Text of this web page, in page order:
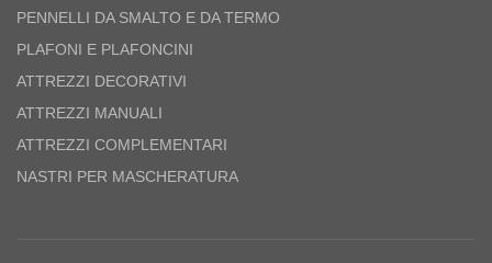
PENNELLI DA SMALTO E DA TERMO
PLAFONI E PLAFONCINI
ATTREZZI DECORATIVI
ATTREZZI MANUALI
ATTREZZI COMPLEMENTARI
NASTRI PER MASCHERATURA